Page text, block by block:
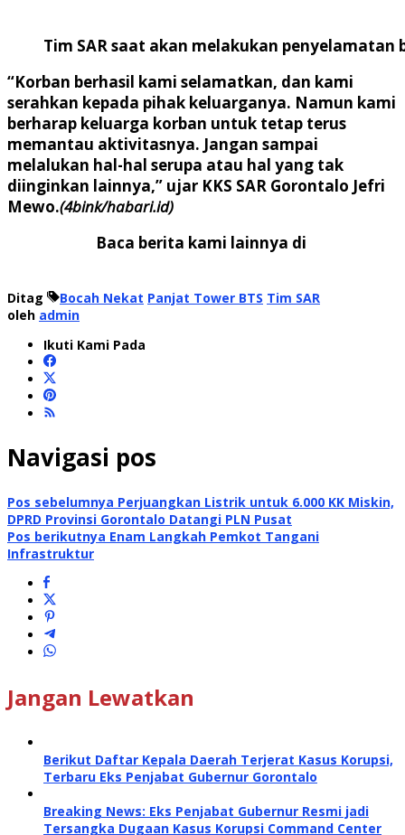
Tim SAR saat akan melakukan
“Korban berhasil kami selamatkan, dan kami
serahkan kepada pihak keluarganya. Namun kami
berharap keluarga korban untuk tetap terus
memantau aktivitasnya. Jangan sampai
melalukan hal-hal serupa atau hal yang tak
diinginkan lainnya,” ujar KKS SAR Gorontalo Jefri
Mewo.(4bink/habari.id)
Baca berita kami lainnya di
Ditag Bocah Nekat Panjat Tower BTS Tim SAR
oleh admin
Ikuti Kami Pada
Navigasi pos
Pos sebelumnya Perjuangkan Listrik untuk 6.000 KK Miskin,
DPRD Provinsi Gorontalo Datangi PLN Pusat
Pos berikutnya Enam Langkah Pemkot Tangani
Infrastruktur
Jangan Lewatkan
Berikut Daftar Kepala Daerah Terjerat Kasus Korupsi,
Terbaru Eks Penjabat Gubernur Gorontalo
Breaking News: Eks Penjabat Gubernur Resmi jadi
Tersangka Dugaan Kasus Korupsi Command Center